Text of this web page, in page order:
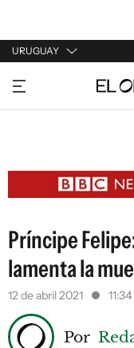
URUGUAY
URUGUAY
ARGENTINA
ESTADOS UNIDOS
Príncipe
lamenta la
12 de abril 2021
Por